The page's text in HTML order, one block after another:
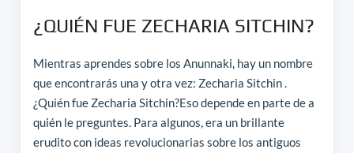
¿QUIÉN FUE ZECHARIA SITCHIN?
Mientras aprendes sobre los Anunnaki, hay un nombre
que encontrarás una y otra vez: Zecharia Sitchin .
¿Quién fue Zecharia Sitchin?Eso depende en parte de a
quién le preguntes. Para algunos, era un brillante
erudito con ideas revolucionarias sobre los antiguos